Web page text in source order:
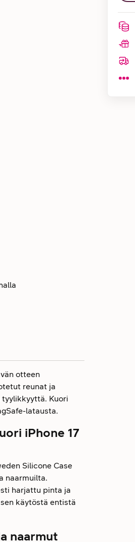
otteen
reunat ja
Kuori
latausta.
iPhone 17
Silicone Case
naarmuilta.
harjattu pinta ja
käytöstä entistä
naarmut